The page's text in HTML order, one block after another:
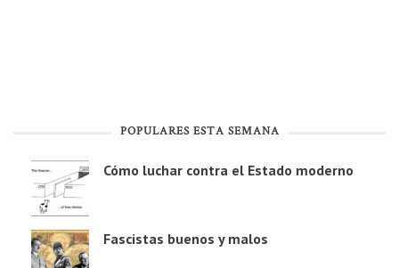
POPULARES ESTA SEMANA
Cómo luchar contra el Estado moderno
Fascistas buenos y malos